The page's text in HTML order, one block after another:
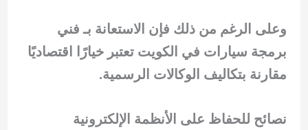
وعلى الرغم من ذلك فإن الاستعانة بـ فني
برمجة سيارات في الكويت تعتبر خيارًا اقتصاديًا
مقارنة بتكاليف الوكالات الرسمية.
نصائح للحفاظ على الأنظمة الإلكترونية